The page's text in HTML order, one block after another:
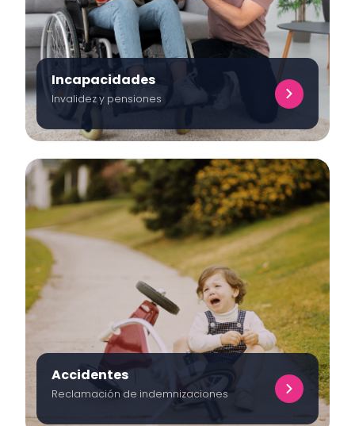
Incapacidades
Invalidez y pensiones
Accidentes
Reclamación de indemnizaciones